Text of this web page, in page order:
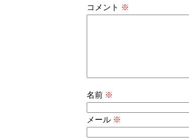
コメント ※
名前 ※
メール ※